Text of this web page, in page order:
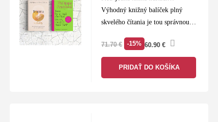
Výhodný knižný balíček plný
skvelého čítania je tou správnou
71.70€ -15% 60.90 €
PRIDAŤ DO KOŠÍKA